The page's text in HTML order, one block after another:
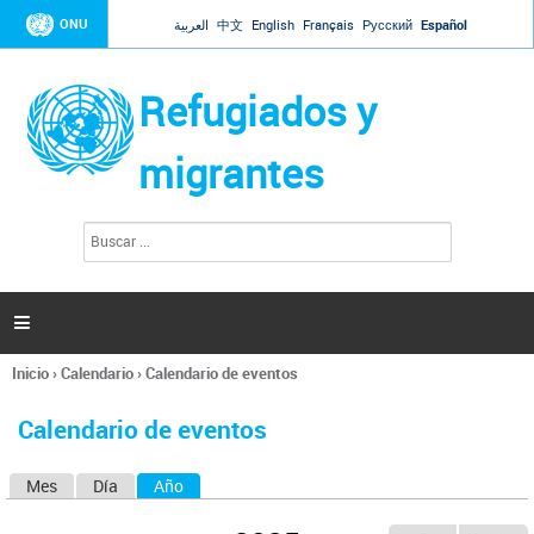
Jump to navigation
ONU العربية 中文 English Français Русский Español
Refugiados y
migrantes
l
s

Se
usted
Inicio›Calendario›Calendario de eventos
Calendario de eventos
Mes Día Año